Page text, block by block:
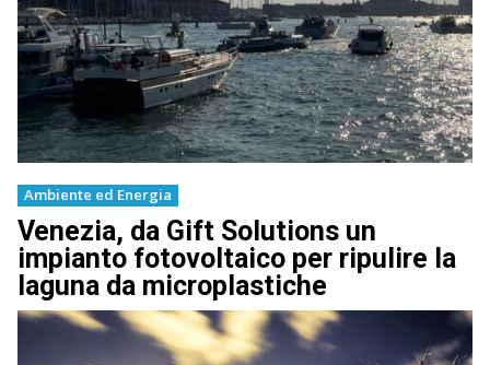
Ambiente ed Energia
Venezia, da Gift Solutions un
impianto fotovoltaico per ripulire la
laguna da microplastiche